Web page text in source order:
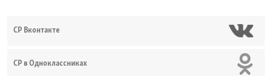
СР Вконтакте
СР в Одноклассниках